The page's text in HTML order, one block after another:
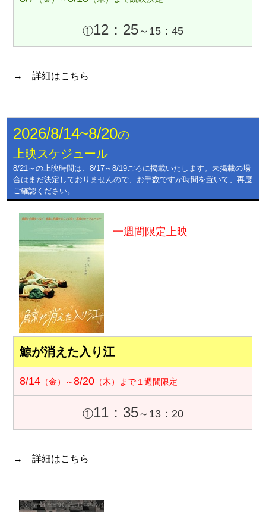
①12：25～15：45
→ 詳細はこちら
2026/8/14~8/20の
上映スケジュール
8/21～の上映時間は、8/17～8/19ごろに掲載いたします。未掲載の場
合はまだ決定しておりませんので、お手数ですが時間を置いて、再度
ご確認ください。
一週間限定上映
鯨が消えた入り江
8/14 （金）～8/20 （木）まで１週間限定
①11：35～13：20
→ 詳細はこちら